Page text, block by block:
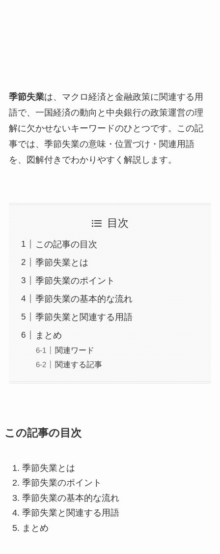
季節失業は、マクロ経済と金融政策に関連する用
語で、一国経済の動向と中央銀行の政策運営の理
解に欠かせないキーワードのひとつです。この記
事では、季節失業の意味・位置づけ・関連用語
を、図解付きでわかりやすく解説します。
目次
この記事の目次
季節失業とは
季節失業のポイント
季節失業の基本的な流れ
季節失業と関連する用語
まとめ
関連ワード
関連する記事
この記事の目次
季節失業とは
季節失業のポイント
季節失業の基本的な流れ
季節失業と関連する用語
まとめ